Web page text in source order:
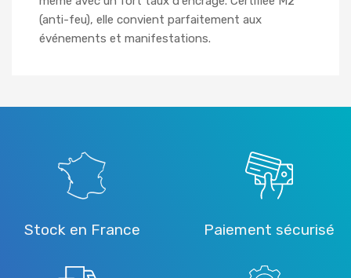
(anti-feu), elle convient parfaitement aux
événements et manifestations.
Stock en France Paiement sécurisé